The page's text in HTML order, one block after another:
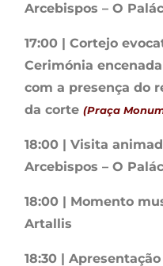
Arcebispos – O
17:00 | Cortejo
Cerimónia
com a presença do
da corte (Praça
18:00 | Visita
Arcebispos – O
18:00 | Momento
Artallis
18:30 |